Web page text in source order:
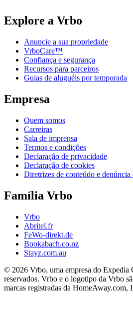
Explore a Vrbo
Anuncie a sua propriedade
VrboCare™
Confiança e segurança
Recursos para parceiros
Guias de aluguéis por temporada
Empresa
Quem somos
Carreiras
Sala de imprensa
Termos e condições
Declaração de privacidade
Declaração de cookies
Diretrizes de conteúdo e denúncia
Família Vrbo
Vrbo
Abritel.fr
FeWo-direkt.de
Bookabach.co.nz
Stayz.com.au
© 2026 Vrbo, uma empresa do Expedia
reservados. Vrbo e o logotipo da Vrbo
marcas registradas da HomeAway.com,